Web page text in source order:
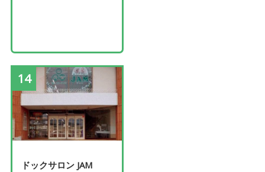
14
ドックサロン JAM